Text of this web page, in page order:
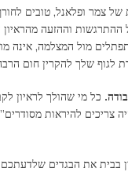
צמר ופלאנל, טובים
ההתרגשות וההזעה
מול המצלמה, אינה
לגוף שלך להקרין חום
כל מי שהולך לראיון
צריכים להיראות
בבית את הבגדים